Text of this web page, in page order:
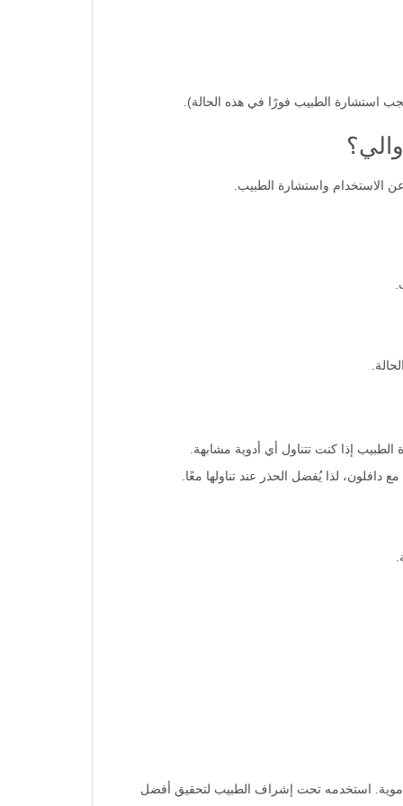
استشارة الطبيب فورًا في هذه الحالة).
واستشارة الطبيب.
إذا كنت تتناول أي أدوية مشابهة.
استخدمه تحت إشراف الطبيب لتحقيق أفضل